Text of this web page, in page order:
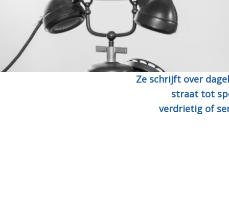
Ze schrijft over
straat tot
verdrietig of